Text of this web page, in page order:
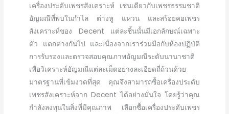
เครื่องประดับเพชรสังเคราะห์ เช่นเดียวกับเพชรธรรมชาติ
อัญมณีที่พบในกำไล ต่างหู แหวน และสร้อยคอเพชร
สังเคราะห์ของ Decent แต่ละชิ้นนั้นมีเอกลักษณ์เฉพาะ
ตัว แตกต่างกันไป และเนื่องจากเราร่วมมือกับห้องปฏิบัติ
การรับรองและตรวจสอบคุณภาพอัญมณีระดับนานาชาติ
เพื่อวิเคราะห์อัญมณีแต่ละเม็ดอย่างละเอียดถี่ถ้วนด้วย
มาตรฐานที่เข้มงวดที่สุด คุณจึงสามารถซื้อเครื่องประดับ
เพชรสังเคราะห์จาก Decent ได้อย่างมั่นใจ โดยรู้ว่าคุณ
กำลังลงทุนในสิ่งที่มีคุณภาพ เลือกซื้อเครื่องประดับเพชร